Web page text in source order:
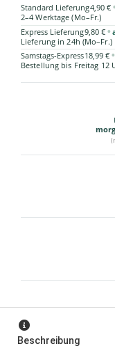
Standard Lieferung4,90 € •
2–4 Werktage (Mo–Fr.)
Express Lieferung9,80 € •
Lieferung in 24h (Mo–Fr.)
Samstags-Express18,99 € •
Bestellung bis Freitag 12
Beschreibung